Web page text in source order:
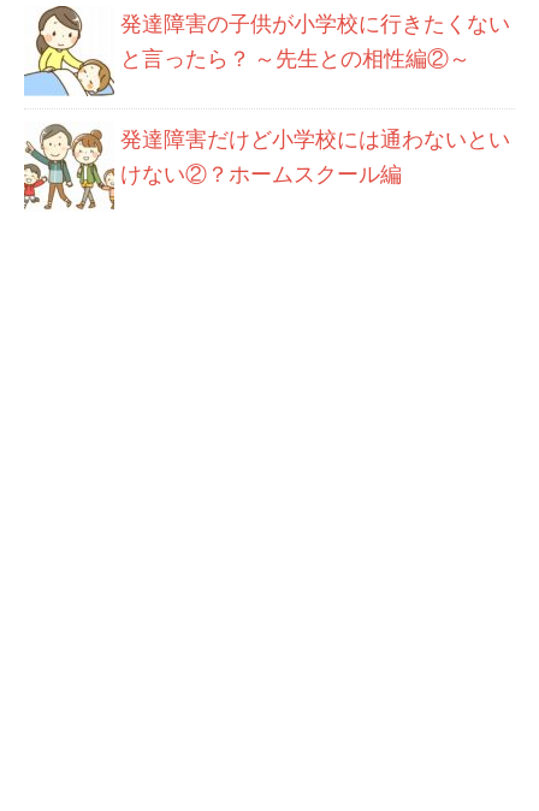
発達障害の子供が小学校に行きたくない
と言ったら？ ～先生との相性編②～
発達障害だけど小学校には通わないとい
けない②？ホームスクール編